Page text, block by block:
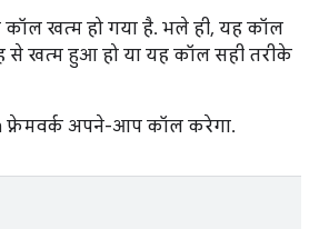
खत्म हो गया है. भले ही, यह कॉल
से खत्म हुआ हो या यह कॉल सही तरीके
फ़्रेमवर्क अपने-आप कॉल करेगा.